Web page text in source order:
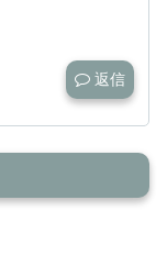
返信